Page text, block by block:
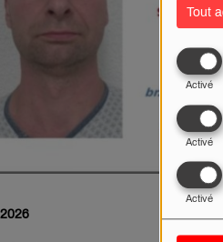
Tout
Activé
Activé
Activé